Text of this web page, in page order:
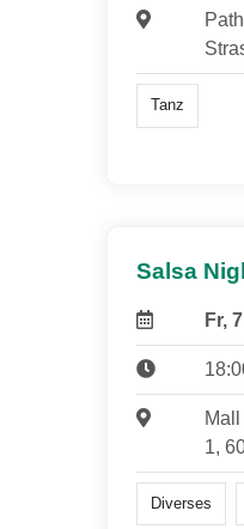
Tanz
Salsa
Fr,
1,
Diverses